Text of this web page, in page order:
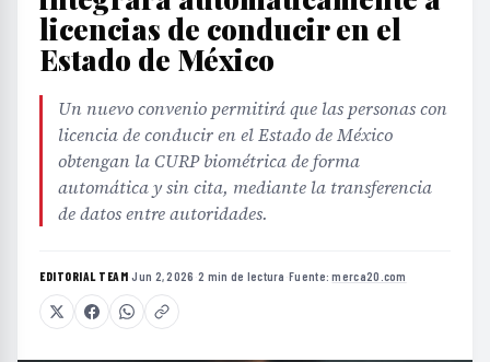
licencias de conducir en el
Estado de México
Un nuevo convenio permitirá que las personas con
licencia de conducir en el Estado de México
obtengan la CURP biométrica de forma
automática y sin cita, mediante la transferencia
de datos entre autoridades.
EDITORIAL TEAM·Jun 2, 2026 ·2 min de lectura ·Fuente:merca20.com